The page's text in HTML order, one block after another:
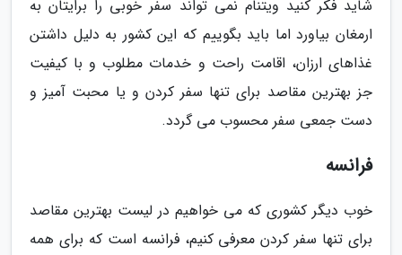
شاید فکر کنید ویتنام نمی تواند سفر خوبی را برایتان به
ارمغان بیاورد اما باید بگوییم که این کشور به دلیل داشتن
غذاهای ارزان، اقامت راحت و خدمات مطلوب و با کیفیت
جز بهترین مقاصد برای تنها سفر کردن و یا محبت آمیز و
دست جمعی سفر محسوب می گردد.
فرانسه
خوب دیگر کشوری که می خواهیم در لیست بهترین مقاصد
برای تنها سفر کردن معرفی کنیم، فرانسه است که برای همه